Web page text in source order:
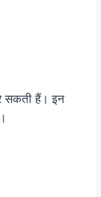
सकती हैं। इन